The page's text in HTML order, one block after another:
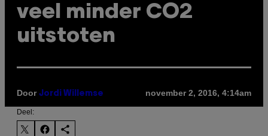
veel minder CO2
uitstoten
Door Jordi Willemse november 2, 2016, 4:14am
Deel: